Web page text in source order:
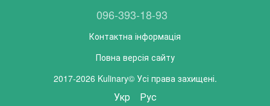
096-393-18-93
Контактна інформація
Повна версія сайту
2017-2026 Kulinary© Усі права захищені.
Укр Рус